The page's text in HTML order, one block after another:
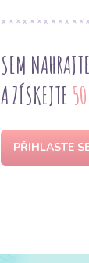
SEM
A ZÍSKEJTE
PŘIHLASTE